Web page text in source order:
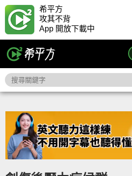
希平方
攻其不背
App 開放下載中